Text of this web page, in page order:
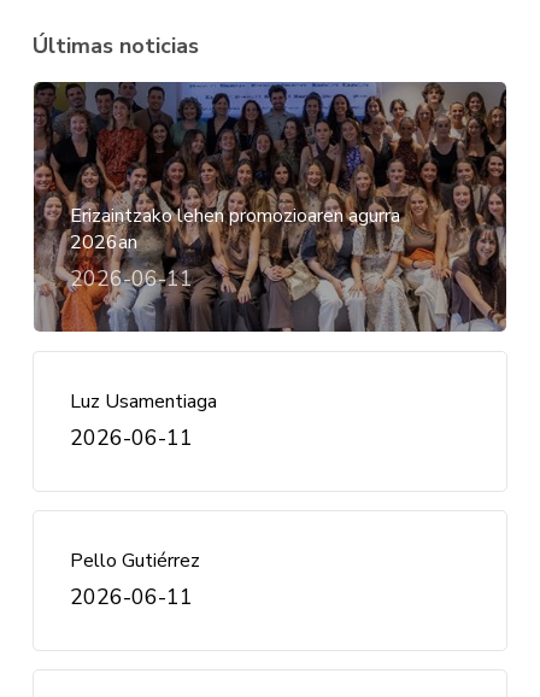
Últimas noticias
Erizaintzako lehen promozioaren agurra
2026an
2026-06-11
Luz Usamentiaga
2026-06-11
Pello Gutiérrez
2026-06-11